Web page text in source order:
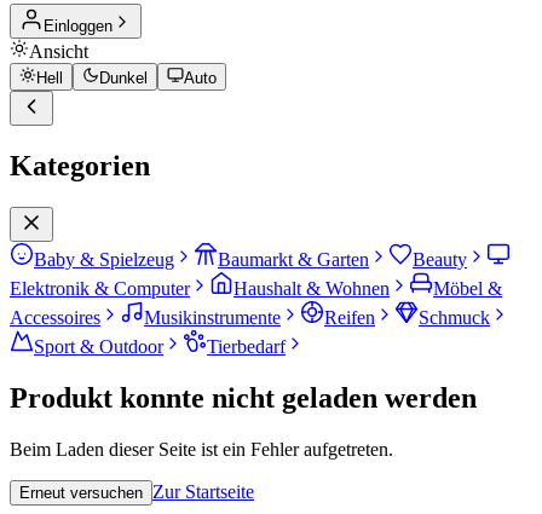
Einloggen
Ansicht
Hell Dunkel Auto
Kategorien
Baby & Spielzeug Baumarkt & Garten
Beauty
Elektronik & Computer
Haushalt & Wohnen
Möbel &
Accessoires
Musikinstrumente Reifen
Schmuck
Sport & Outdoor
Tierbedarf
Produkt konnte nicht geladen werden
Beim Laden dieser Seite ist ein Fehler aufgetreten.
Erneut versuchen Zur Startseite